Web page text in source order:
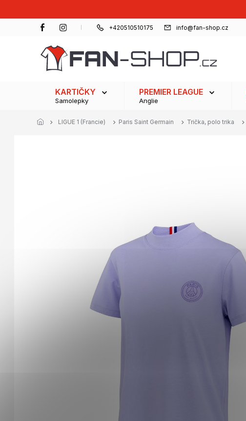
+420510510175 info@fan-shop.cz
KARTIČKY
Samolepky
PREMIER LEAGUE
Anglie
LIGUE 1 (Francie) Paris Saint Germain Trička, polo trika